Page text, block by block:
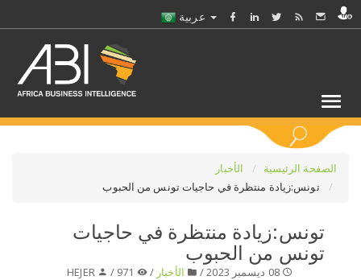
الصفحة الرئيسية
الأخبار
تونس:زيادة منتظرة في حاجيات تونس من الحبوب
تونس:زيادة منتظرة في حاجيات
تونس من الحبوب
08 ديسمبر 2023 / الأخبار /
HEJER